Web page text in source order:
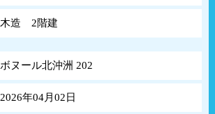
木造 2階建
ボヌール北沖洲 202
2026年04月02日